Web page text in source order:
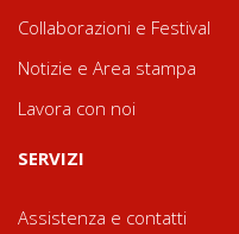
Collaborazioni e Festival
Notizie e Area stampa
Lavora con noi
SERVIZI
Assistenza e contatti